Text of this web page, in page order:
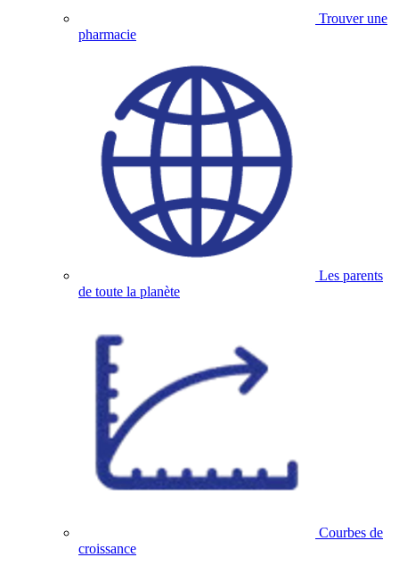
Trouver une
pharmacie
Les parents
de toute la planète
Courbes de
croissance